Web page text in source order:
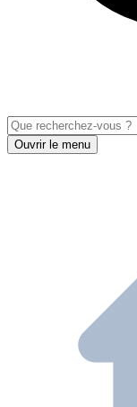
Ouvrir le menu